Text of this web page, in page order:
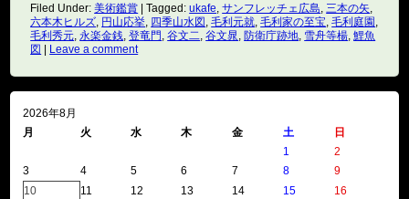
Filed Under:美術鑑賞 |Tagged:ukafe ,サンフレッチェ広島 三本の矢
六本木ヒルズ 円山応挙 四季山水図 ,毛利元就 ,毛利家の至宝 ,毛利庭園
毛利秀元 ,永楽金銭 ,登竜門 ,谷文二 ,谷文晁 ,防衛庁跡地 雪舟等楊 ,鯉魚
図 | Leave a comment
2026年8月
月
火 水 木 金 土 日
1
2
3
4 5 6 7 8
9
10
11 12 13 14 15
16